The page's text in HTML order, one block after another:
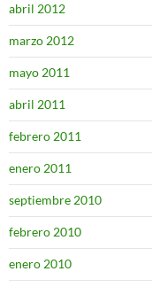
abril 2012
marzo 2012
mayo 2011
abril 2011
febrero 2011
enero 2011
septiembre 2010
febrero 2010
enero 2010